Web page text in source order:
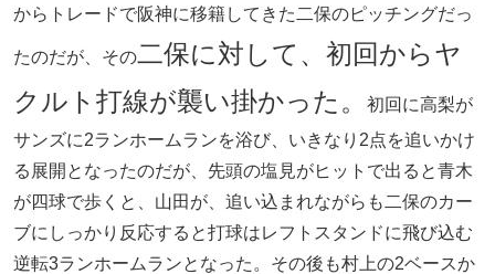
からトレードで阪神に移籍してきた二保のピッチングだっ
たのだが、その二保に対して、初回からヤ
クルト打線が襲い掛かった。
初回に高梨が
サンズに2ランホームランを浴び、いきなり2点を追いかけ
る展開となったのだが、先頭の塩見がヒットで出ると青木
が四球で歩くと、山田が、追い込まれながらも二保のカー
ブにしっかり反応すると打球はレフトスタンドに飛び込む
逆転3ランホームランとなった。その後も村上の2ベースか